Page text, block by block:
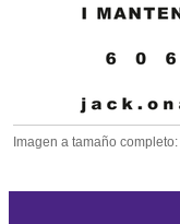
Imagen a tamaño completo: